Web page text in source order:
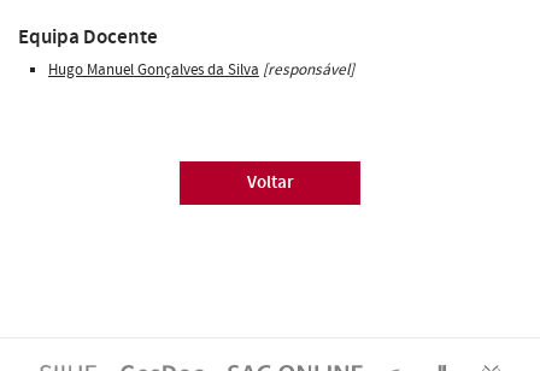
Equipa Docente
Hugo Manuel Gonçalves da Silva [responsável]
Voltar